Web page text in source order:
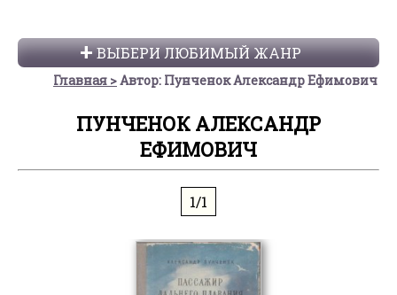
ВЫБЕРИ ЛЮБИМЫЙ ЖАНР
Главная Автор: Пунченок Александр Ефимович
ПУНЧЕНОК АЛЕКСАНДР
ЕФИМОВИЧ
1/1